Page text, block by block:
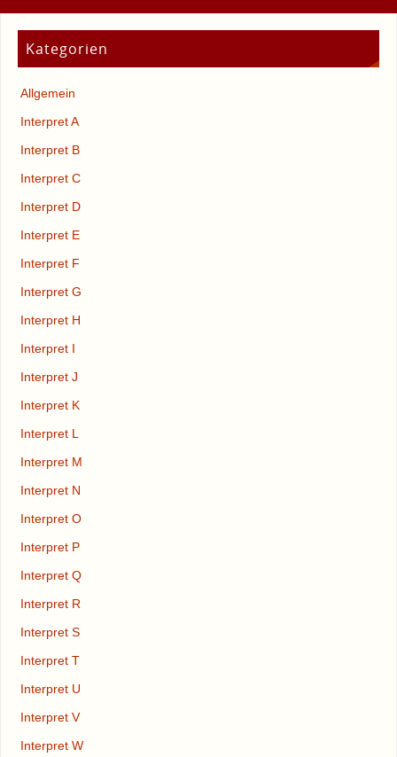
Kategorien
Allgemein
Interpret A
Interpret B
Interpret C
Interpret D
Interpret E
Interpret F
Interpret G
Interpret H
Interpret I
Interpret J
Interpret K
Interpret L
Interpret M
Interpret N
Interpret O
Interpret P
Interpret Q
Interpret R
Interpret S
Interpret T
Interpret U
Interpret V
Interpret W